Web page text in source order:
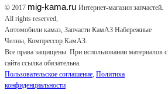
© 2017 mig-kama.ru Интернет-магазин запчастей.
All rights reserved,
Автомобили камаз, Запчасти КамАЗ Набережные
Челны, Компрессор КамАЗ.
Все права защищены. При использовании материалов с
сайта ссылка обязательна.
Пользовательское соглашение, Политика
конфиденциальности